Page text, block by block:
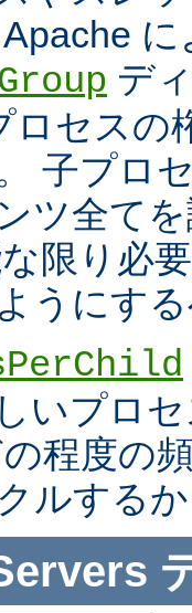
デ
ロセスの
子プロ
ツ全て
限り必
うにす
いプロ
程度の
ルする